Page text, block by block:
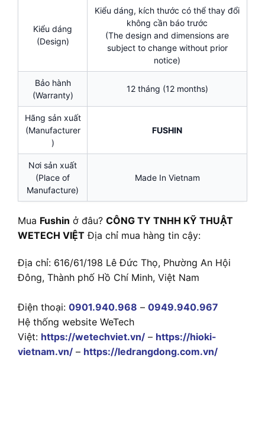
Kiểu dáng
(Design)
Kiểu dáng, kích thước có thể thay đổi
không cần báo trước
(The design and dimensions are
subject to change without prior
notice)
Bảo hành
(Warranty)
12 tháng (12 months)
Hãng sản xuất
(Manufacturer
)
FUSHIN
Nơi sản xuất
(Place of
Manufacture)
Made In Vietnam
Mua Fushin ở đâu? CÔNG TY TNHH KỸ THUẬT
WETECH VIỆT Địa chỉ mua hàng tin cậy:
Địa chỉ: 616/61/198 Lê Đức Thọ, Phường An Hội
Đông, Thành phố Hồ Chí Minh, Việt Nam
Điện thoại: 0901.940.968 – 0949.940.967
Hệ thống website WeTech
Việt: https://wetechviet.vn/ – https://hioki-
vietnam.vn/ – https://ledrangdong.com.vn/